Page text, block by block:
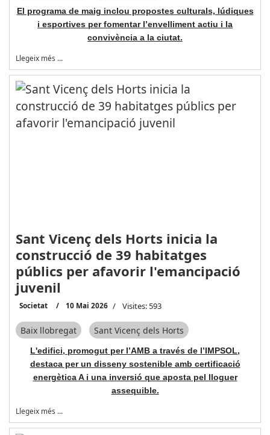
El programa de maig inclou propostes culturals, lúdiques
i esportives per fomentar l’envelliment actiu i la
convivència a la ciutat.
Llegeix més …
Sant Vicenç dels Horts inicia la
construcció de 39 habitatges
públics per afavorir l'emancipació
juvenil
Societat 10 Mai 2026 Visites: 593
Baix llobregat Sant Vicenç dels Horts
L'edifici, promogut per l’AMB a través de l’IMPSOL,
destaca per un disseny sostenible amb certificació
energètica A i una inversió que aposta pel lloguer
assequible.
Llegeix més …